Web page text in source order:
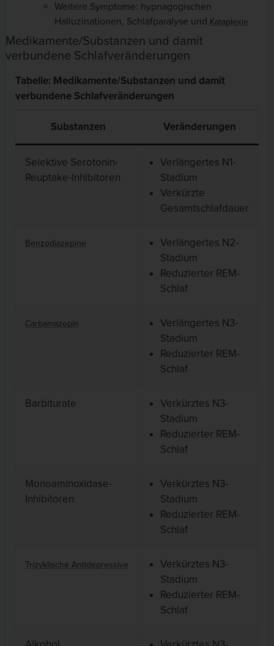
Weitere Symptome: hypnagogischen
Halluzinationen, Schlafparalyse und Kataplexie
Medikamente/Substanzen und damit
verbundene Schlafveränderungen
Tabelle: Medikamente/Substanzen und damit
verbundene Schlafveränderungen
Substanzen Veränderungen
Selektive Serotonin-
Reuptake-Inhibitoren
Verlängertes N1-
Stadium
Verkürzte
Gesamtschlafdauer
Benzodiazepine
Verlängertes N2-
Stadium
Reduzierter REM-
Schlaf
Carbamazepin
Verlängertes N3-
Stadium
Reduzierter REM-
Schlaf
Barbiturate
Verkürztes N3-
Stadium
Reduzierter REM-
Schlaf
Monoaminoxidase-
Inhibitoren
Verkürztes N3-
Stadium
Reduzierter REM-
Schlaf
Trizyklische Antidepressiva
Verkürztes N3-
Stadium
Reduzierter REM-
Schlaf